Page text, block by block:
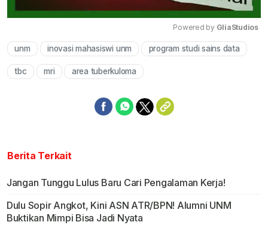
Mute
Powered by GliaStudios
unm inovasi mahasiswi unm program studi sains data
tbc mri area tuberkuloma
Berita Terkait
Jangan Tunggu Lulus Baru Cari Pengalaman Kerja!
Dulu Sopir Angkot, Kini ASN ATR/BPN! Alumni UNM
Buktikan Mimpi Bisa Jadi Nyata